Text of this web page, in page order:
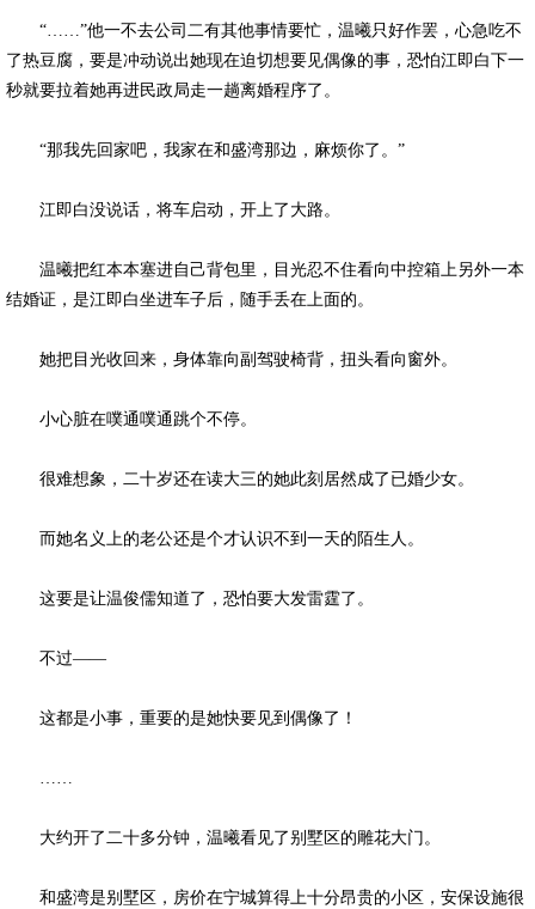
“……”他一不去公司二有其他事情要忙，温曦只好作罢，心急吃不
了热豆腐，要是冲动说出她现在迫切想要见偶像的事，恐怕江即白下一
秒就要拉着她再进民政局走一趟离婚程序了。
“那我先回家吧，我家在和盛湾那边，麻烦你了。”
江即白没说话，将车启动，开上了大路。
温曦把红本本塞进自己背包里，目光忍不住看向中控箱上另外一本
结婚证，是江即白坐进车子后，随手丢在上面的。
她把目光收回来，身体靠向副驾驶椅背，扭头看向窗外。
小心脏在噗通噗通跳个不停。
很难想象，二十岁还在读大三的她此刻居然成了已婚少女。
而她名义上的老公还是个才认识不到一天的陌生人。
这要是让温俊儒知道了，恐怕要大发雷霆了。
不过——
这都是小事，重要的是她快要见到偶像了！
……
大约开了二十多分钟，温曦看见了别墅区的雕花大门。
和盛湾是别墅区，房价在宁城算得上十分昂贵的小区，安保设施很